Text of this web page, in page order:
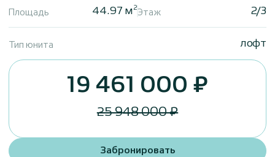
44.97 м 2
Площадь 2/3
Этаж
лофт
Тип юнита
19 461 000 ₽
25 948 000 ₽
Забронировать